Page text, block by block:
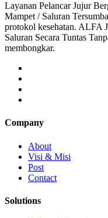
Layanan Pelancar Jujur
Mampet / Saluran
protokol kesehatan. ALFA
Saluran Secara Tuntas
membongkar.
Company
About
Visi & Misi
Post
Contact
Solutions